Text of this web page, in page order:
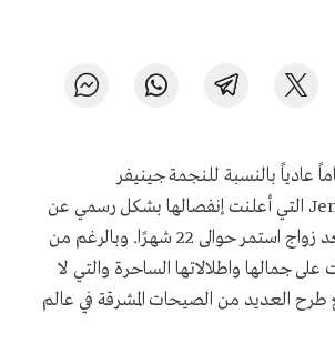
عام 2024 عاماً عادياً بالنسبة للنجمة جينيفر
لوبيزJennifer Lopez التي أعلنت إنفصالها بشكل رسمي عن
الممثل بين أفليك، بعد زواج استمر حوالى 22 شهرًا. وبالرغم من
جمالها واطلالاتها الساحرة والتي لا
العديد من الصيحات المشرقة في عالم